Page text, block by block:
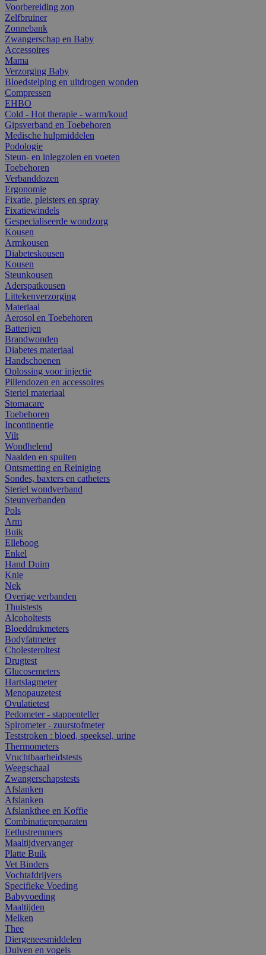
Voorbereiding zon
Zelfbruiner
Zonnebank
Zwangerschap en Baby
Accessoires
Mama
Verzorging Baby
Bloedstelping en uitdrogen wonden
Compressen
EHBO
Cold - Hot therapie - warm/koud
Gipsverband en Toebehoren
Medische hulpmiddelen
Podologie
Steun- en inlegzolen en voeten
Toebehoren
Verbanddozen
Ergonomie
Fixatie, pleisters en spray
Fixatiewindels
Gespecialiseerde wondzorg
Kousen
Armkousen
Diabeteskousen
Kousen
Steunkousen
Aderspatkousen
Littekenverzorging
Materiaal
Aerosol en Toebehoren
Batterijen
Brandwonden
Diabetes materiaal
Handschoenen
Oplossing voor injectie
Pillendozen en accessoires
Steriel materiaal
Stomacare
Toebehoren
Incontinentie
Vilt
Wondhelend
Naalden en spuiten
Ontsmetting en Reiniging
Sondes, baxters en catheters
Steriel wondverband
Steunverbanden
Pols
Arm
Buik
Elleboog
Enkel
Hand Duim
Knie
Nek
Overige verbanden
Thuistests
Alcoholtests
Bloeddrukmeters
Bodyfatmeter
Cholesteroltest
Drugtest
Glucosemeters
Hartslagmeter
Menopauzetest
Ovulatietest
Pedometer - stappenteller
Spirometer - zuurstofmeter
Teststroken : bloed, speeksel, urine
Thermometers
Vruchtbaarheidstests
Weegschaal
Zwangerschapstests
Afslanken
Afslanken
Afslankthee en Koffie
Combinatiepreparaten
Eetlustremmers
Maaltijdvervanger
Platte Buik
Vet Binders
Vochtafdrijvers
Specifieke Voeding
Babyvoeding
Maaltijden
Melken
Thee
Diergeneesmiddelen
Duiven en vogels